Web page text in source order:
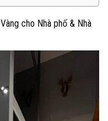
cho Nhà phố & Nhà